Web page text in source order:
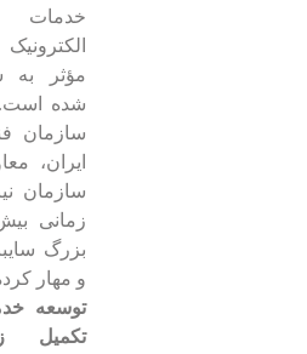
خدمات
مؤثر به
شده است.
سازمان
ایران،
سازمان
بزرگ
و مهار
توسعه
تکمیل